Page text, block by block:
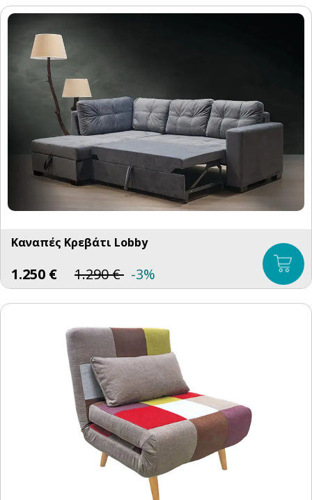
Καναπές Κρεβάτι Lobby
1.250 € 1.290€ -3%